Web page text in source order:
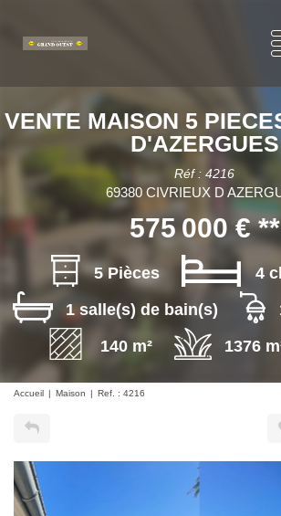
VENTE MAISON 5
D'AZERGUES
Réf : 4216
69380 CIVRIEUX D
575 000 €**
5 Pièces
4
1 salle(s) de bain(s)
140 m²
1376
Accueil Maison Ref. : 4216